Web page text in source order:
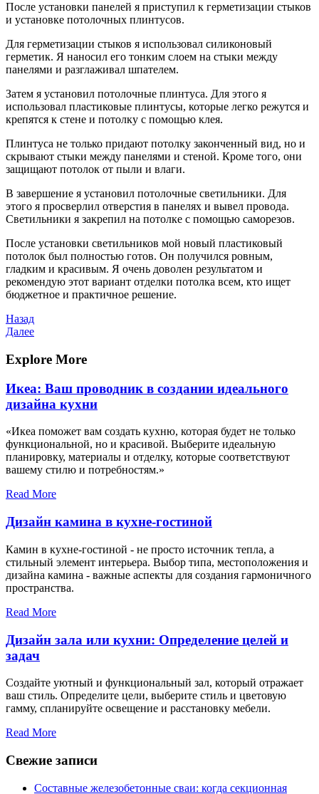
После установки панелей я приступил к герметизации стыков
и установке потолочных плинтусов.
Для герметизации стыков я использовал силиконовый
герметик. Я наносил его тонким слоем на стыки между
панелями и разглаживал шпателем.
Затем я установил потолочные плинтуса. Для этого я
использовал пластиковые плинтусы, которые легко режутся и
крепятся к стене и потолку с помощью клея.
Плинтуса не только придают потолку законченный вид, но и
скрывают стыки между панелями и стеной. Кроме того, они
защищают потолок от пыли и влаги.
В завершение я установил потолочные светильники. Для
этого я просверлил отверстия в панелях и вывел провода.
Светильники я закрепил на потолке с помощью саморезов.
После установки светильников мой новый пластиковый
потолок был полностью готов. Он получился ровным,
гладким и красивым. Я очень доволен результатом и
рекомендую этот вариант отделки потолка всем, кто ищет
бюджетное и практичное решение.
Навигация
по
записям
Предыдущая
запись
Назад
Следующая
Далее
Explore More
Икеа: Ваш проводник в создании идеального
дизайна кухни
«Икеа поможет вам создать кухню, которая будет не только
функциональной, но и красивой. Выберите идеальную
планировку, материалы и отделку, которые соответствуют
вашему стилю и потребностям.»
Read More
Дизайн камина в кухне-гостиной
Камин в кухне-гостиной - не просто источник тепла, а
стильный элемент интерьера. Выбор типа, местоположения и
дизайна камина - важные аспекты для создания гармоничного
пространства.
Read More
Дизайн зала или кухни: Определение целей и
задач
Создайте уютный и функциональный зал, который отражает
ваш стиль. Определите цели, выберите стиль и цветовую
гамму, спланируйте освещение и расстановку мебели.
Read More
Свежие записи
Составные железобетонные сваи: когда секционная